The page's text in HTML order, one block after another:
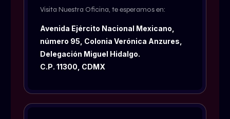
Visita Nuestra Oficina, te esperamos en:
Avenida Ejército Nacional Mexicano,
número 95, Colonia Verónica Anzures,
Delegación Miguel Hidalgo.
C.P. 11300, CDMX